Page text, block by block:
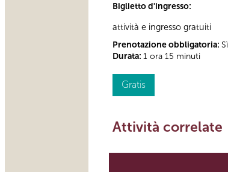
Biglietto d'ingresso:
attività e ingresso gratuiti
Prenotazione obbligatoria: Sì
Durata: 1 ora 15 minuti
Gratis
Attività correlate